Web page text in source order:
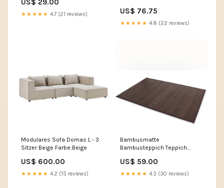
ITALY
★★★★★ 4.7 (21 reviews) US$ 76.75
★★★★★ 4.8 (22 reviews)
Modulares Sofa Domas L - 3
Sitzer Beige Farbe:Beige
US$ 600.00
★★★★★ 4.2 (15 reviews)
Bambusmatte
Bambusteppich Teppich
9-teilig
US$ 59.00
★★★★★ 4.3 (30 reviews)